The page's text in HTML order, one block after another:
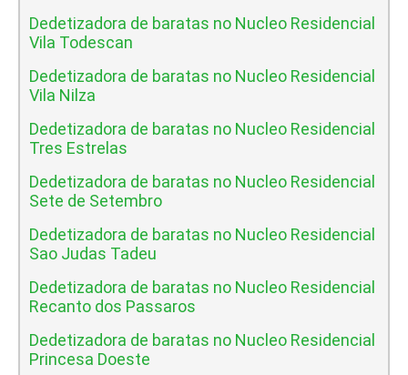
Dedetizadora de baratas no Nucleo Residencial
Vila Todescan
Dedetizadora de baratas no Nucleo Residencial
Vila Nilza
Dedetizadora de baratas no Nucleo Residencial
Tres Estrelas
Dedetizadora de baratas no Nucleo Residencial
Sete de Setembro
Dedetizadora de baratas no Nucleo Residencial
Sao Judas Tadeu
Dedetizadora de baratas no Nucleo Residencial
Recanto dos Passaros
Dedetizadora de baratas no Nucleo Residencial
Princesa Doeste